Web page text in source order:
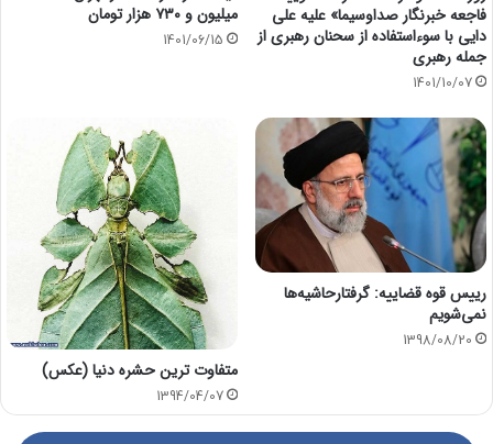
فاجعه خبرنگار صداوسیما» علیه علی
دایی با سوءاستفاده از سحنان رهبری از
جمله رهبری
1401/10/07
میلیون و ۷۳۰ هزار تومان
1401/06/15
رییس قوه قضاییه: گرفتارحاشیه‌ها
نمی‌شویم
1398/08/20
متفاوت ترین حشره دنیا (عکس)
1394/04/07